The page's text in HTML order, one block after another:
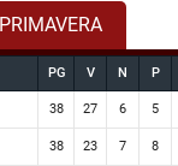
PRIMAVERA
PG V N P
38 27 6 5
38 23 7 8